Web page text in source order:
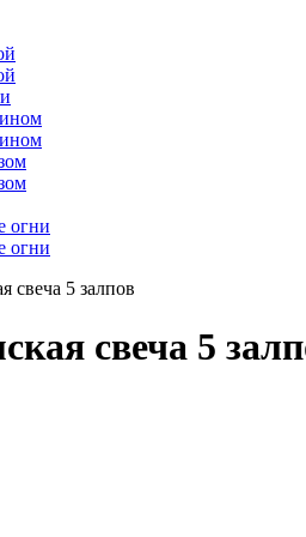
огни
огни
свеча 5 залпов
свеча 5